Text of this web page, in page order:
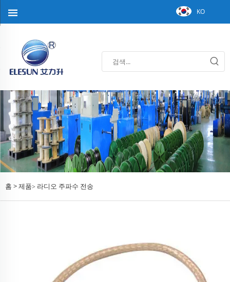
KO
홈 >제품> 라디오 주파수 전송